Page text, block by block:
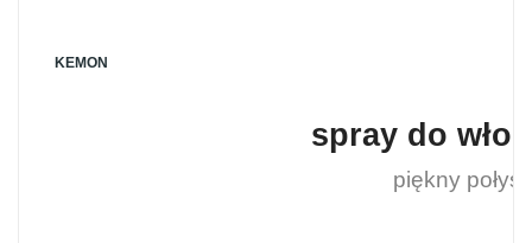
KEMON
spray do
piękny